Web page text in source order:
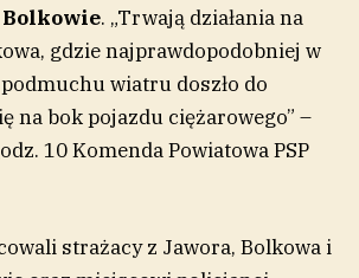
Bolkowie. „Trwają działania na
gdzie najprawdopodobniej w
wiatru doszło do
na bok pojazdu ciężarowego” –
10 Komenda Powiatowa PSP
strażacy z Jawora, Bolkowa i